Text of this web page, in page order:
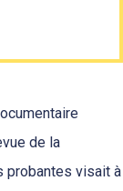
de la
probantes visait à